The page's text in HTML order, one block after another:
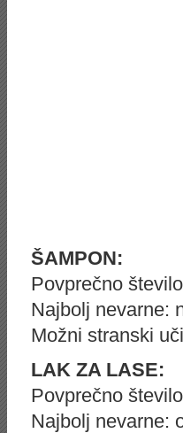
ŠAMPON:
Povprečno
Najbolj nevarne:
Možni stranski
LAK ZA LASE:
Povprečno
Najbolj nevarne: